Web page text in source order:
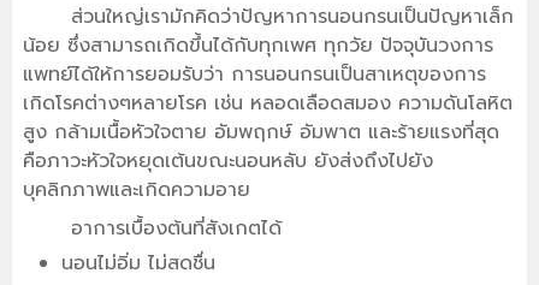
ส่วนใหญ่เรามักคิดว่าปัญหาการนอนกรนเป็นปัญหาเล็ก
น้อย ซึ่งสามารถเกิดขึ้นได้กับทุกเพศ ทุกวัย ปัจจุบันวงการ
แพทย์ได้ให้การยอมรับว่า การนอนกรนเป็นสาเหตุของการ
เกิดโรคต่างๆหลายโรค เช่น หลอดเลือดสมอง ความดันโลหิต
สูง กล้ามเนื้อหัวใจตาย อัมพฤกษ์ อัมพาต และร้ายแรงที่สุด
คือภาวะหัวใจหยุดเต้นขณะนอนหลับ ยังส่งถึงไปยัง
บุคลิกภาพและเกิดความอาย
อาการเบื้องต้นที่สังเกตได้
นอนไม่อิ่ม ไม่สดชื่น